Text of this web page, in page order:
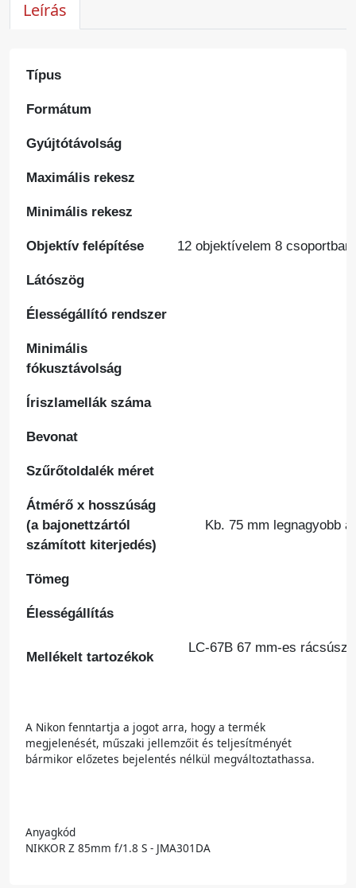
Leírás
Típus
Formátum
Gyújtótávolság
Maximális rekesz
Minimális rekesz
Objektív felépítése 12 objektívelem 8
Látószög
Élességállító rendszer
Minimális
fókusztávolság
Íriszlamellák száma
Bevonat
Szűrőtoldalék méret
Átmérő x hosszúság
(a bajonettzártól
számított kiterjedés)
Kb. 75 mm legnagyobb
Tömeg
Élességállítás
Mellékelt tartozékok
LC-67B 67 mm-es
A Nikon fenntartja a jogot arra, hogy a termék
megjelenését, műszaki jellemzőit és teljesítményét
bármikor előzetes bejelentés nélkül megváltoztathassa.
Anyagkód
NIKKOR Z 85mm f/1.8 S - JMA301DA